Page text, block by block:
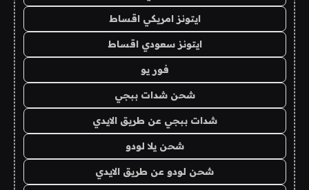
ايتونز امريكي اقساط
ايتونز سعودي اقساط
فور يو
شحن شدات ببجي
شدات ببجي عن طريق الايدي
شحن يلا لودو
شحن لودو عن طريق الايدي